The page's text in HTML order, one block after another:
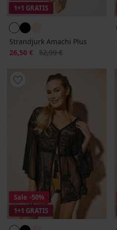
1+1 GRATIS
Strandjurk Amachi Plus
Korting
26,50 € Oorspronkelijke prijs
52,99 €
Sale -50%
1+1 GRATIS